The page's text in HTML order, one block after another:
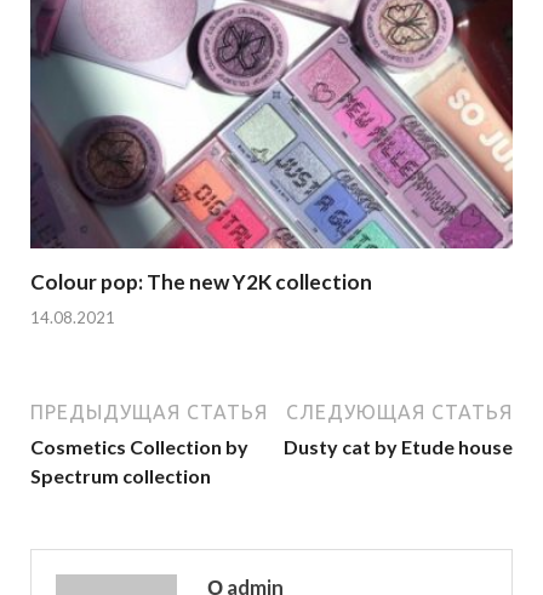
Colour pop: The new Y2K collection
14.08.2021
ПРЕДЫДУЩАЯ СТАТЬЯ
Cosmetics Collection by
Spectrum collection
СЛЕДУЮЩАЯ СТАТЬЯ
Dusty cat by Etude house
О admin